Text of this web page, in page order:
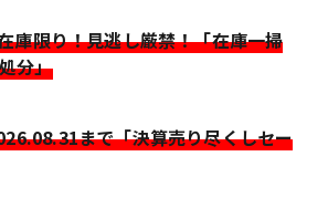
庫限り！見逃し厳禁！「在庫一掃
分」
まで「決算売り尽くしセー